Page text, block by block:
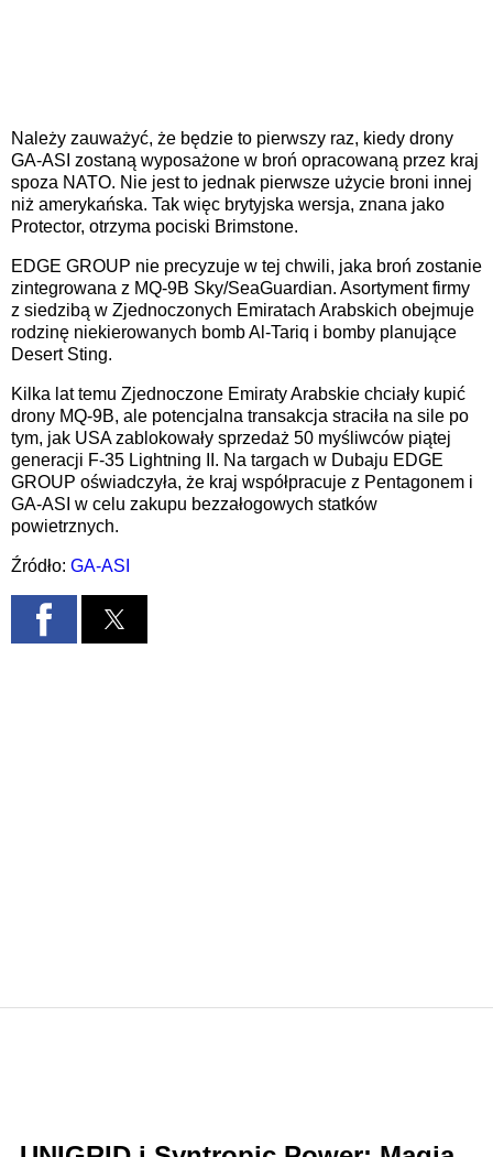
Należy zauważyć, że będzie to pierwszy raz, kiedy drony
GA-ASI zostaną wyposażone w broń opracowaną przez kraj
spoza NATO. Nie jest to jednak pierwsze użycie broni innej
niż amerykańska. Tak więc brytyjska wersja, znana jako
Protector, otrzyma pociski Brimstone.
EDGE GROUP nie precyzuje w tej chwili, jaka broń zostanie
zintegrowana z MQ-9B Sky/SeaGuardian. Asortyment firmy
z siedzibą w Zjednoczonych Emiratach Arabskich obejmuje
rodzinę niekierowanych bomb Al-Tariq i bomby planujące
Desert Sting.
Kilka lat temu Zjednoczone Emiraty Arabskie chciały kupić
drony MQ-9B, ale potencjalna transakcja straciła na sile po
tym, jak USA zablokowały sprzedaż 50 myśliwców piątej
generacji F-35 Lightning II. Na targach w Dubaju EDGE
GROUP oświadczyła, że kraj współpracuje z Pentagonem i
GA-ASI w celu zakupu bezzałogowych statków
powietrznych.
Źródło: GA-ASI